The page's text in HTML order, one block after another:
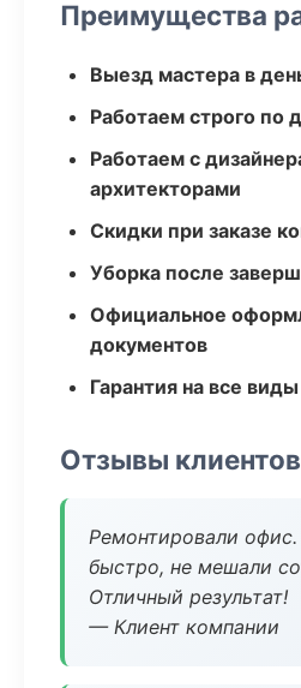
Преимущества
Выезд мастера в
Работаем строго по
Работаем с
архитекторами
Скидки при заказе
Уборка после
Официальное
документов
Гарантия на все
Отзывы клиентов
Ремонтировали офис.
быстро, не мешали
Отличный результат!
— Клиент компании